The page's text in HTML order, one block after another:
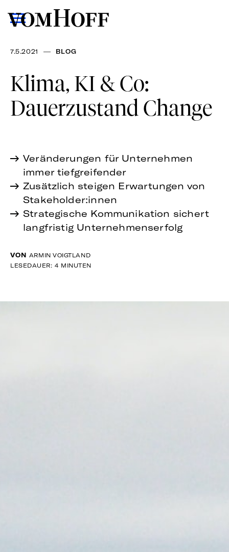
7.5.2021 — BLOG
Klima, KI & Co:
Dauerzustand Change
Veränderungen für Unternehmen
immer tiefgreifender
Zusätzlich steigen Erwartungen von
Stakeholder:innen
Strategische Kommunikation sichert
langfristig Unternehmenserfolg
VON ARMIN VOIGTLAND
LESEDAUER: 4 MINUTEN